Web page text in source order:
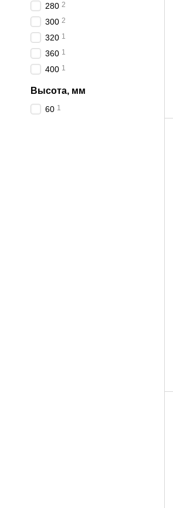
280 2
300 2
320 1
360 1
400 1
Высота, мм
60 1